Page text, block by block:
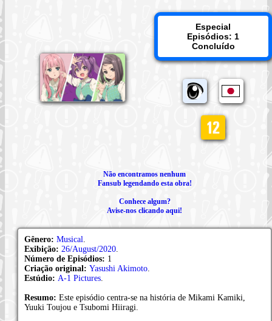
Especial
Episódios: 1
Concluído
Não encontramos nenhum
Fansub legendando esta obra!
Conhece algum?
Avise-nos clicando aqui!
Gênero: Musical
Exibição: 26/August/2020
Número de Episódios: 1
Criação original: Yasushi Akimoto
Estúdio: A-1 Pictures
Resumo: Este episódio centra-se na história de Mikami Kamiki,
Yuuki Toujou e Tsubomi Hiiragi.